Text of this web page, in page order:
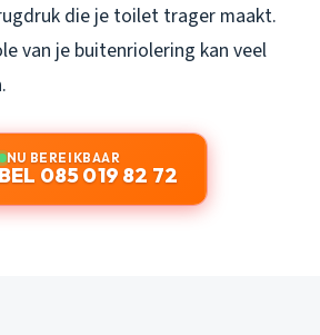
die je toilet trager maakt.
van je buitenriolering kan veel
NU BEREIKBAAR
BEL 085 019 82 72